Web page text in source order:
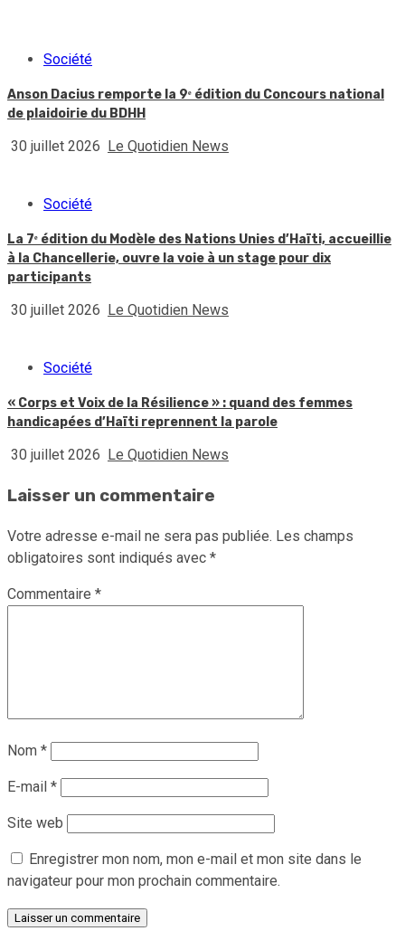
Société
Anson Dacius remporte la 9ᵉ édition du Concours national
de plaidoirie du BDHH
30 juillet 2026 Le Quotidien News
Société
La 7ᵉ édition du Modèle des Nations Unies d’Haïti, accueillie
à la Chancellerie, ouvre la voie à un stage pour dix
participants
30 juillet 2026 Le Quotidien News
Société
« Corps et Voix de la Résilience » : quand des femmes
handicapées d’Haïti reprennent la parole
30 juillet 2026 Le Quotidien News
Laisser un commentaire
Votre adresse e-mail ne sera pas publiée. Les champs
obligatoires sont indiqués avec *
Commentaire *
Nom *
E-mail *
Site web
Enregistrer mon nom, mon e-mail et mon site dans le
navigateur pour mon prochain commentaire.